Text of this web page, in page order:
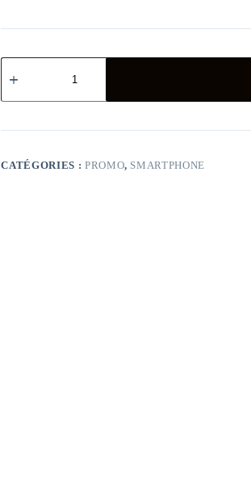
quantité
de
C11
32go
CATÉGORIES : PROMO, SMARTPHONE